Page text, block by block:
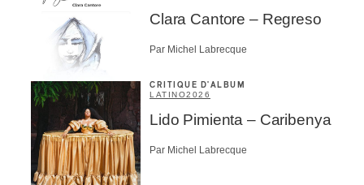
Clara Cantore – Regreso
Par Michel Labrecque
CRITIQUE D'ALBUM
LATINO2026
Lido Pimienta – Caribenya
Par Michel Labrecque